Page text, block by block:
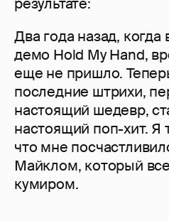
результате:
Два года назад, когда
демо Hold My Hand,
еще не пришло.
последние штрихи,
настоящий шедевр,
настоящий поп-хит. Я
что мне
Майклом, который
кумиром.